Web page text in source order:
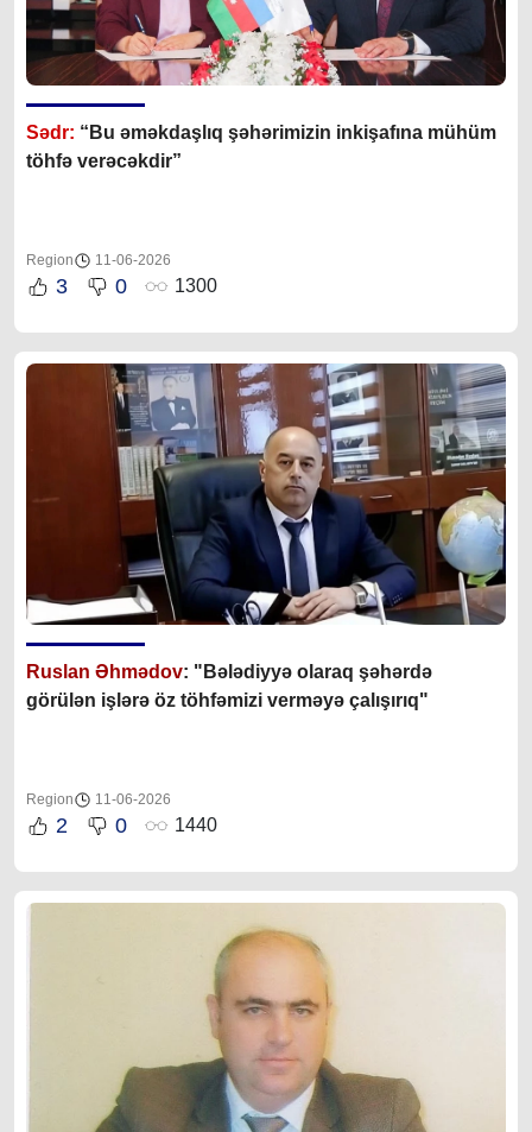
Sədr: “Bu əməkdaşlıq şəhərimizin inkişafına mühüm
töhfə verəcəkdir”
Region 11-06-2026
3 0 1300
Ruslan Əhmədov: "Bələdiyyə olaraq şəhərdə
görülən işlərə öz töhfəmizi verməyə çalışırıq"
Region 11-06-2026
2 0 1440